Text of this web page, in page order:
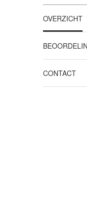
OVERZICHT
CONTACT